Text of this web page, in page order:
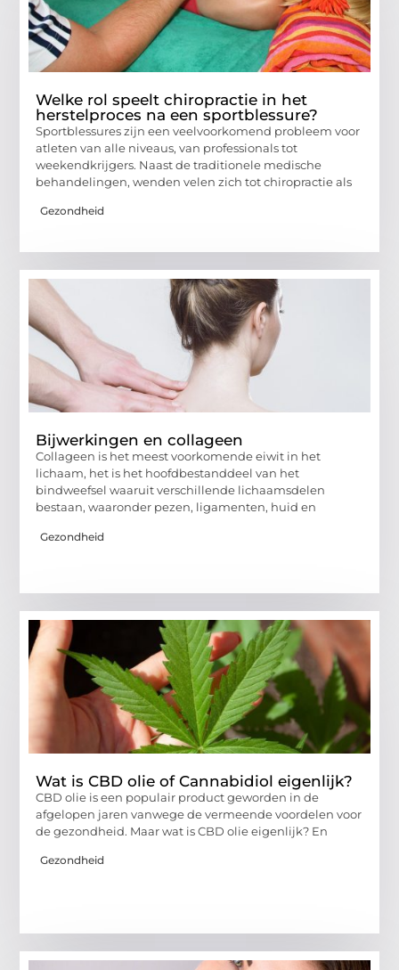
Welke rol speelt chiropractie in het
herstelproces na een sportblessure?
Sportblessures zijn een veelvoorkomend probleem voor
atleten van alle niveaus, van professionals tot
weekendkrijgers. Naast de traditionele medische
behandelingen, wenden velen zich tot chiropractie als
Gezondheid
Bijwerkingen en collageen
Collageen is het meest voorkomende eiwit in het
lichaam, het is het hoofdbestanddeel van het
bindweefsel waaruit verschillende lichaamsdelen
bestaan, waaronder pezen, ligamenten, huid en
Gezondheid
Wat is CBD olie of Cannabidiol eigenlijk?
CBD olie is een populair product geworden in de
afgelopen jaren vanwege de vermeende voordelen voor
de gezondheid. Maar wat is CBD olie eigenlijk? En
Gezondheid